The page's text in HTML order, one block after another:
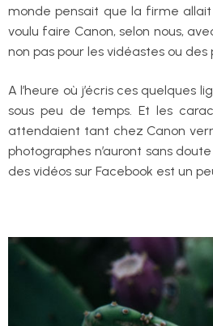
monde pensait que la firme allait
voulu faire Canon, selon nous,
non pas pour les vidéastes ou
A l’heure où j’écris ces quelques
sous peu de temps. Et les
attendaient tant chez Canon
photographes n’auront sans
des vidéos sur Facebook est un